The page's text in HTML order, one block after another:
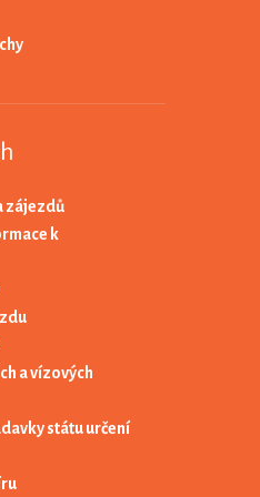
zájezdů
k
a vízových
státu určení